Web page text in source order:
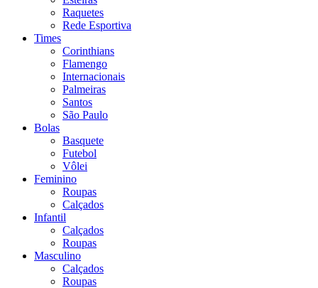
Raquetes
Rede Esportiva
Times
Corinthians
Flamengo
Internacionais
Palmeiras
Santos
São Paulo
Bolas
Basquete
Futebol
Vôlei
Feminino
Roupas
Calçados
Infantil
Calçados
Roupas
Masculino
Calçados
Roupas